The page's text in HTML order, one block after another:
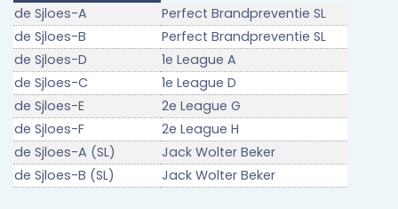
de Sjloes-A
Perfect Brandpreventie SL
de Sjloes-B
Perfect Brandpreventie SL
de Sjloes-D
1e League A
de Sjloes-C
1e League D
de Sjloes-E
2e League G
de Sjloes-F
2e League H
de Sjloes-A (SL)
Jack Wolter Beker
de Sjloes-B (SL)
Jack Wolter Beker